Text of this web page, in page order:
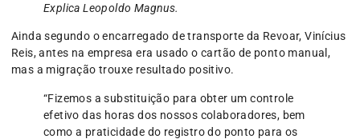
Explica Leopoldo Magnus.
Ainda segundo o encarregado de transporte da Revoar, Vinícius
Reis, antes na empresa era usado o cartão de ponto manual,
mas a migração trouxe resultado positivo.
“Fizemos a substituição para obter um controle
efetivo das horas dos nossos colaboradores, bem
como a praticidade do registro do ponto para os